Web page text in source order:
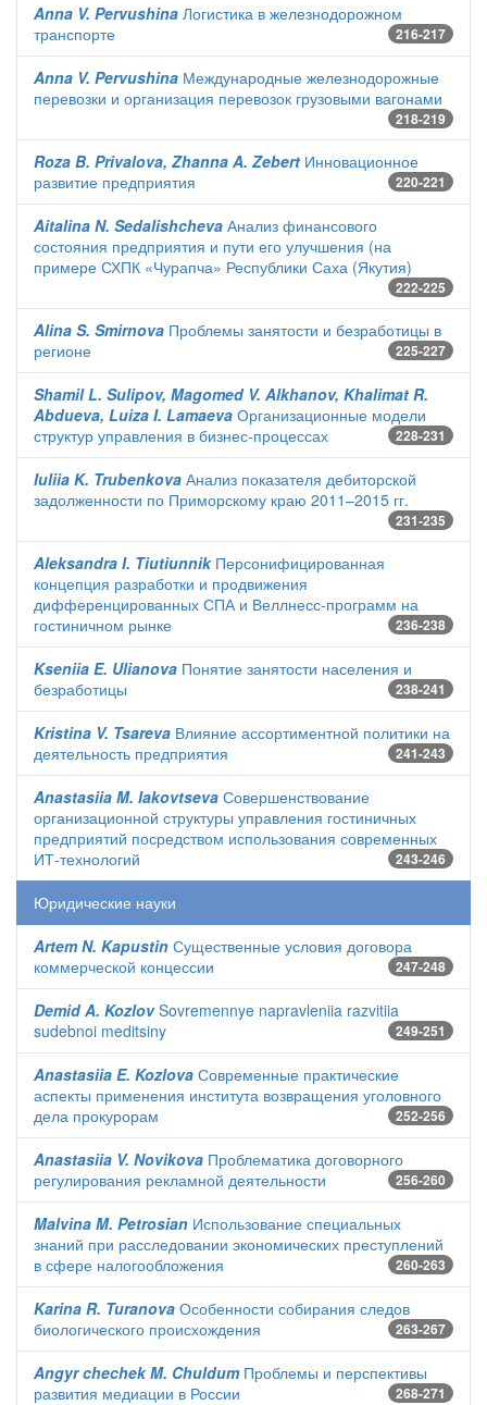
Anna V. Pervushina Логистика в железнодорожном
транспорте
216-217
Anna V. Pervushina Международные железнодорожные
перевозки и организация перевозок грузовыми вагонами
218-219
Roza B. Privalova, Zhanna A. Zebert Инновационное
развитие предприятия
220-221
Aitalina N. Sedalishcheva Анализ финансового
состояния предприятия и пути его улучшения (на
примере СХПК «Чурапча» Республики Саха (Якутия)
222-225
Alina S. Smirnova Проблемы занятости и безработицы в
регионе
225-227
Shamil L. Sulipov, Magomed V. Alkhanov, Khalimat R.
Abdueva, Luiza I. Lamaeva Организационные модели
структур управления в бизнес-процессах
228-231
Iuliia K. Trubenkova Анализ показателя дебиторской
задолженности по Приморскому краю 2011–2015 гг.
231-235
Aleksandra I. TiutiunnikПерсонифицированная
концепция разработки и продвижения
дифференцированных СПА и Веллнесс-программ на
гостиничном рынке
236-238
Kseniia E. Ulianova Понятие занятости населения и
безработицы
238-241
Kristina V. Tsareva Влияние ассортиментной политики на
деятельность предприятия
241-243
Anastasiia M. Iakovtseva Совершенствование
организационной структуры управления гостиничных
предприятий посредством использования современных
ИТ-технологий
243-246
Юридические науки
Artem N. Kapustin Существенные условия договора
коммерческой концессии
247-248
Demid A. KozlovSovremennye napravleniia razvitiia
sudebnoi meditsiny
249-251
Anastasiia E. Kozlova Современные практические
аспекты применения института возвращения уголовного
дела прокурорам
252-256
Anastasiia V. Novikova Проблематика договорного
регулирования рекламной деятельности
256-260
Malvina M. Petrosian Использование специальных
знаний при расследовании экономических преступлений
в сфере налогообложения
260-263
Karina R. Turanova Особенности собирания следов
биологического происхождения
263-267
Angyr chechek M. ChuldumПроблемы и перспективы
развития медиации в России
268-271